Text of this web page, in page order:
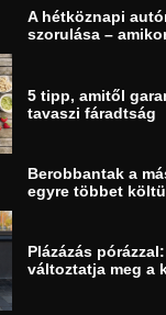
A hétköznapi
szorulása –
5 tipp, amitől
tavaszi fáradtság
Berobbantak a
egyre többet
Plázázás
változtatja meg a